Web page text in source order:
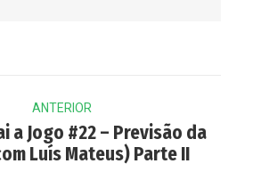
ANTERIOR
Previous
post:
a Jogo #22 – Previsão da
Luís Mateus) Parte II